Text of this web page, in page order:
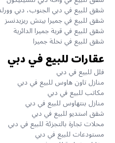
شقق للبيع في دبي الجنوب، دبي
شقق للبيع في جميرا بيتش ريزيدنسز
شقق للبيع في قرية جميرا الدائرية
شقق للبيع في نخلة جميرا
عقارات للبيع في دبي
فلل للبيع في دبي
منازل تاون هاوس للبيع في دبي
مكاتب للبيع في دبي
منازل بنتهاوس للبيع في دبي
شقق استديو للبيع في دبي
محلات تجارة بالتجزئة للبيع في دبي
مستودعات للبيع في دبي